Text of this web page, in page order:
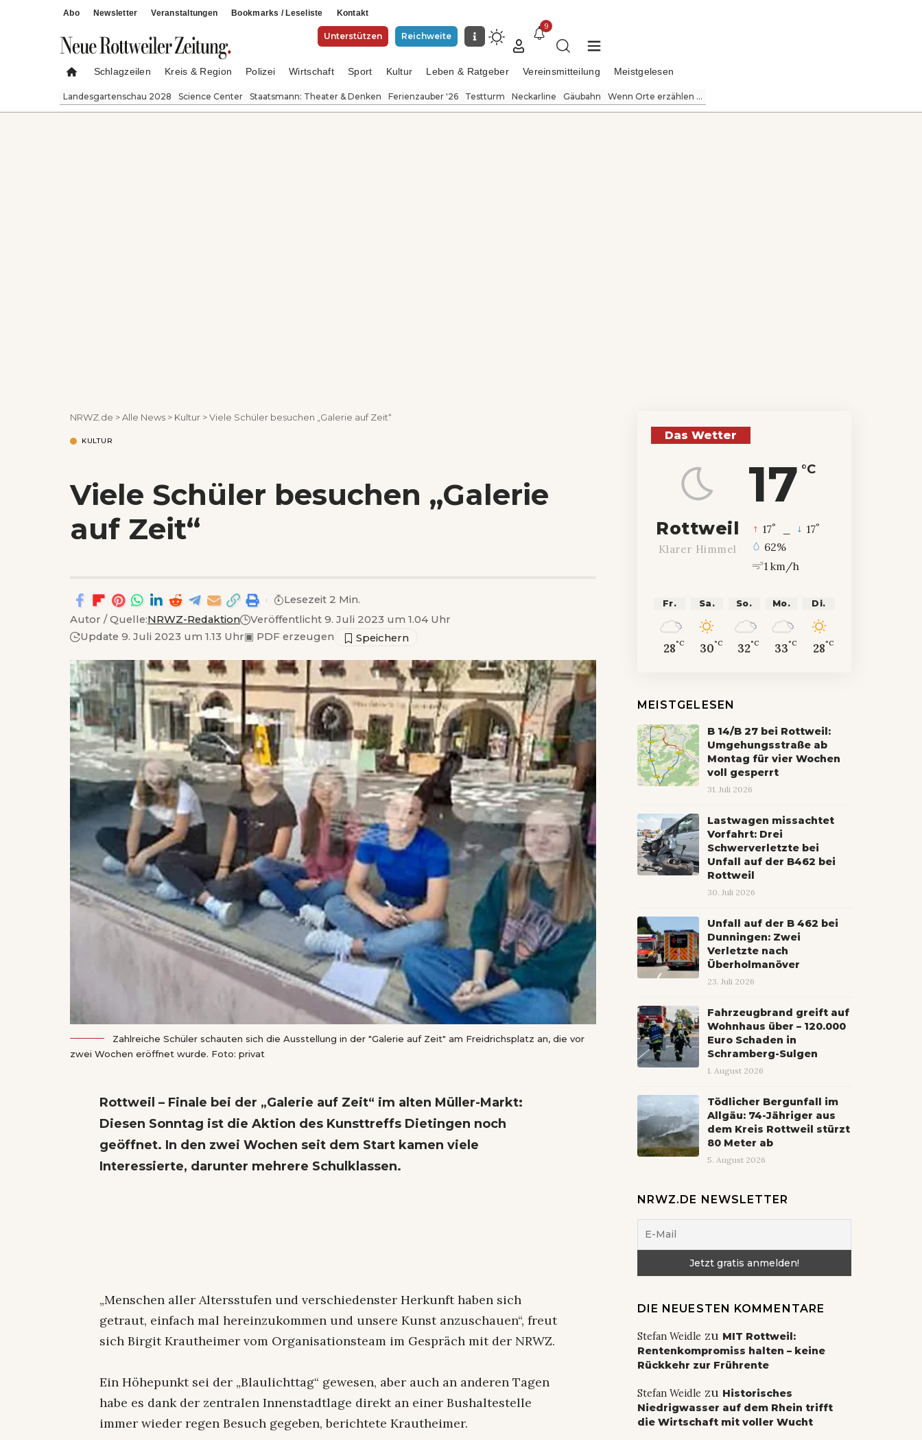
Abo Newsletter Veranstaltungen Bookmarks / Leseliste Kontakt
Unterstützen Reichweite
9
Schlagzeilen Kreis & Region Polizei Wirtschaft Sport Kultur Leben & Ratgeber Vereinsmitteilung Meistgelesen
Landesgartenschau 2028 Science Center Staatsmann: Theater & Denken Ferienzauber '26 Testturm Neckarline Gäubahn Wenn Orte erzählen ...
NRWZ.de >Alle News > Kultur >Viele Schüler besuchen „Galerie auf Zeit“
KULTUR
Viele Schüler besuchen „Galerie
auf Zeit“
Autor / Quelle:NRWZ-Redaktion
Veröffentlicht 9. Juli 2023 um 1.04 Uhr
Update 9. Juli 2023 um 1.13 Uhr▣ PDF erzeugen
Lesezeit 2 Min.
Zahlreiche Schüler schauten sich die Ausstellung in der "Galerie auf Zeit" am Freidrichsplatz an, die vor
zwei Wochen eröffnet wurde. Foto: privat
Rottweil – Finale bei der „Galerie auf Zeit“ im alten Müller-Markt:
Diesen Sonntag ist die Aktion des Kunsttreffs Dietingen noch
geöffnet. In den zwei Wochen seit dem Start kamen viele
Interessierte, darunter mehrere Schulklassen.
„Menschen aller Altersstufen und verschiedenster Herkunft haben sich
getraut, einfach mal hereinzukommen und unsere Kunst anzuschauen“, freut
sich Birgit Krautheimer vom Organisationsteam im Gespräch mit der NRWZ.
Ein Höhepunkt sei der „Blaulichttag“ gewesen, aber auch an anderen Tagen
habe es dank der zentralen Innenstadtlage direkt an einer Bushaltestelle
immer wieder regen Besuch gegeben, berichtete Krautheimer.
Das Wetter
17 °C
Rottweil
Klarer Himmel
17° 17°
62%
1 km/h
Fr.
28°C
Sa.
30°C
So.
32°C
Mo.
33°C
Di.
28°C
MEISTGELESEN
B 14/B 27 bei Rottweil:
Umgehungsstraße ab
Montag für vier Wochen
voll gesperrt
31. Juli 2026
Lastwagen missachtet
Vorfahrt: Drei
Schwerverletzte bei
Unfall auf der B462 bei
Rottweil
30. Juli 2026
Unfall auf der B 462 bei
Dunningen: Zwei
Verletzte nach
Überholmanöver
23. Juli 2026
Fahrzeugbrand greift auf
Wohnhaus über – 120.000
Euro Schaden in
Schramberg-Sulgen
1. August 2026
Tödlicher Bergunfall im
Allgäu: 74-Jähriger aus
dem Kreis Rottweil stürzt
80 Meter ab
5. August 2026
NRWZ.DE NEWSLETTER
DIE NEUESTEN KOMMENTARE
Stefan Weidle zu MIT Rottweil:
Rentenkompromiss halten – keine
Rückkehr zur Frührente
Stefan Weidle zu Historisches
Niedrigwasser auf dem Rhein trifft
die Wirtschaft mit voller Wucht